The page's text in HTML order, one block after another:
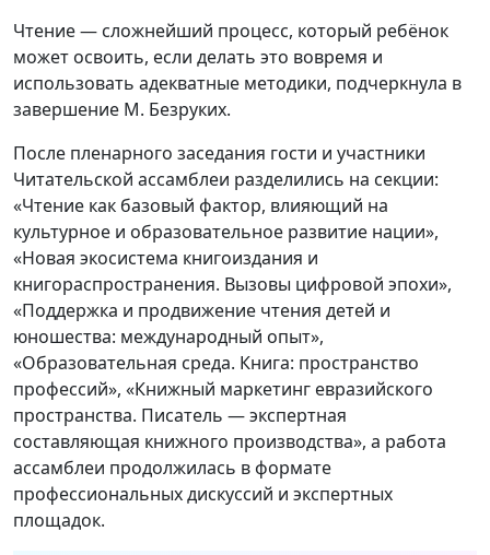
Чтение — сложнейший процесс, который ребёнок
может освоить, если делать это вовремя и
использовать адекватные методики, подчеркнула в
завершение М. Безруких.
После пленарного заседания гости и участники
Читательской ассамблеи разделились на секции:
«Чтение как базовый фактор, влияющий на
культурное и образовательное развитие нации»,
«Новая экосистема книгоиздания и
книгораспространения. Вызовы цифровой эпохи»,
«Поддержка и продвижение чтения детей и
юношества: международный опыт»,
«Образовательная среда. Книга: пространство
профессий», «Книжный маркетинг евразийского
пространства. Писатель — экспертная
составляющая книжного производства», а работа
ассамблеи продолжилась в формате
профессиональных дискуссий и экспертных
площадок.